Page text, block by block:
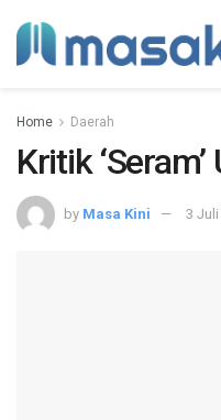
Home Daerah
Kritik
by Masa Kini 3